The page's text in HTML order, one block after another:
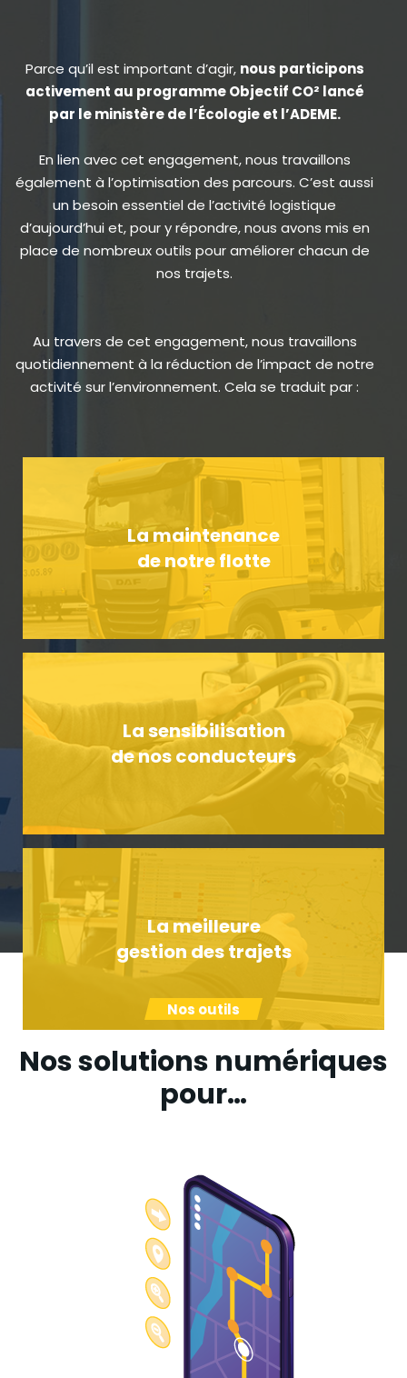
Parce qu’il est important d’agir, nous participons
activement au programme Objectif CO² lancé
par le ministère de l’Écologie et l’ADEME.
En lien avec cet engagement, nous travaillons
également à l’optimisation des parcours. C’est aussi
un besoin essentiel de l’activité logistique
d’aujourd’hui et, pour y répondre, nous avons mis en
place de nombreux outils pour améliorer chacun de
nos trajets.
Au travers de cet engagement, nous travaillons
quotidiennement à la réduction de l’impact de notre
activité sur l’environnement. Cela se traduit par :
La maintenance
de notre flotte
La sensibilisation
de nos conducteurs
La meilleure
gestion des trajets
Nos outils
Nos solutions numériques
pour…